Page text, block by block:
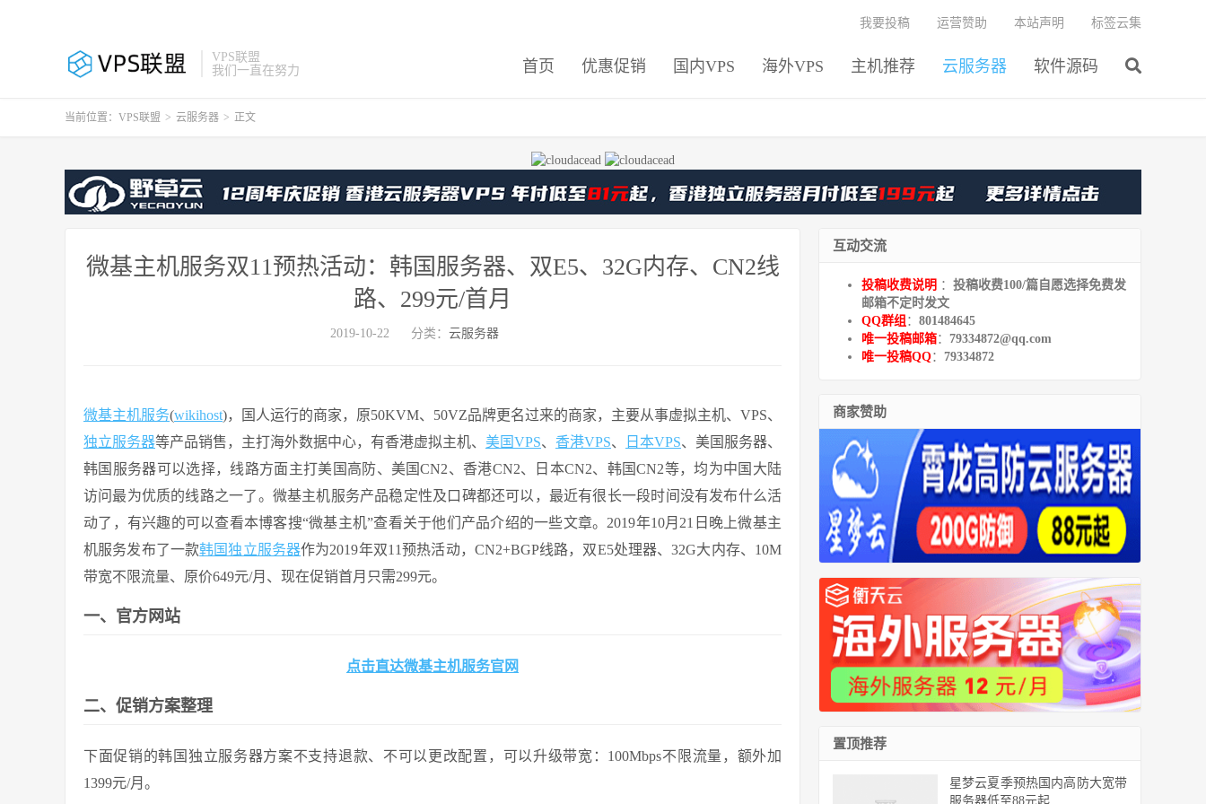
VPS联盟
我们一直在努力
首页 优惠促销 国内VPS 海外VPS 主机推荐 云服务器 软件源码
我要投稿 运营赞助 本站声明 标签云集
当前位置： VPS联盟 > 云服务器 > 正文
微基主机服务双11预热活动：韩国服务器、双E5、32G内存、CN2线
路、299元/首月
2019-10-22 分类： 云服务器
微基主机服务(wikihost)，国人运行的商家，原50KVM、50VZ品牌更名过来的商家，主要从事虚拟主机、VPS、
独立服务器等产品销售，主打海外数据中心，有香港虚拟主机、 美国VPS、 香港VPS、 日本VPS、美国服务器、
韩国服务器可以选择，线路方面主打美国高防、美国CN2、香港CN2、日本CN2、韩国CN2等，均为中国大陆
访问最为优质的线路之一了。微基主机服务产品稳定性及口碑都还可以，最近有很长一段时间没有发布什么活
动了，有兴趣的可以查看本博客搜“微基主机”查看关于他们产品介绍的一些文章。2019年10月21日晚上微基主
机服务发布了一款韩国独立服务器作为2019年双11预热活动，CN2+BGP线路，双E5处理器、32G大内存、10M
带宽不限流量、原价649元/月、现在促销首月只需299元。
一、官方网站
点击直达微基主机服务官网
二、促销方案整理
下面促销的韩国独立服务器方案不支持退款、不可以更改配置，可以升级带宽：100Mbps不限流量，额外加
1399元/月。
互动交流
投稿收费说明 ： 投稿收费100/篇自愿选择免费发
邮箱不定时发文
QQ群组 ： 801484645
唯一投稿邮箱： 79334872@qq.com
唯一投稿QQ： 79334872
商家赞助
置顶推荐
星梦云夏季预热国内高防大宽带
服务器低至88元起